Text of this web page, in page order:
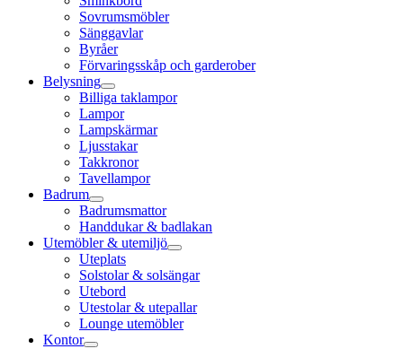
Sovrumsmöbler
Sänggavlar
Byråer
Förvaringsskåp och garderober
Belysning
Billiga taklampor
Lampor
Lampskärmar
Ljusstakar
Takkronor
Tavellampor
Badrum
Badrumsmattor
Handdukar & badlakan
Utemöbler & utemiljö
Uteplats
Solstolar & solsängar
Utebord
Utestolar & utepallar
Lounge utemöbler
Kontor